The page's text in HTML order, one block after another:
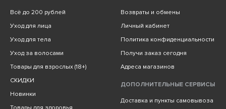
Всё до 200 рублей
Уход для лица
Уход для тела
Уход за волосами
Товары для взрослых (18+)
СКИДКИ
Новинки
Возвраты и обмены
Личный кабинет
Политика конфиденциальности
Получи заказ сегодня
Адреса магазинов
ДОПОЛНИТЕЛЬНЫЕ СЕРВИСЫ
Доставка и пункты самовывоза